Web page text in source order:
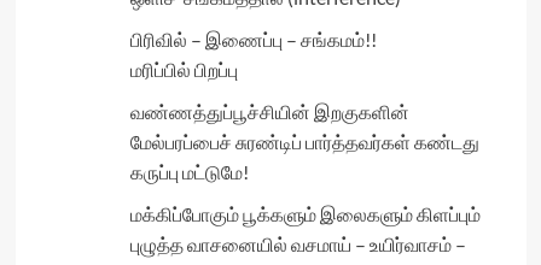
பிரிவில் – இணைப்பு – சங்கமம்!!
மரிப்பில் பிறப்பு
வண்ணத்துப்பூச்சியின் இறகுகளின்
மேல்பரப்பைச் சுரண்டிப் பார்த்தவர்கள் கண்டது
கருப்பு மட்டுமே!
மக்கிப்போகும் பூக்களும் இலைகளும் கிளப்பும்
புழுத்த வாசனையில் வசமாய் – உயிர்வாசம் –